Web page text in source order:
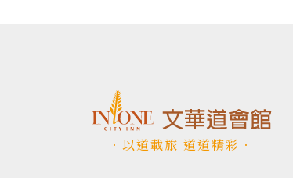
．以道載旅 道道精彩．